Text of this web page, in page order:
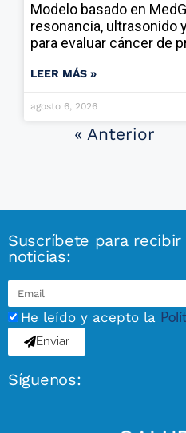
Modelo basado en
resonancia, ultrasonido
para evaluar cáncer de
LEER MÁS »
agosto 6, 2026
« Anterior
Suscríbete para
noticias:
He leído y acepto la
Enviar
Síguenos: